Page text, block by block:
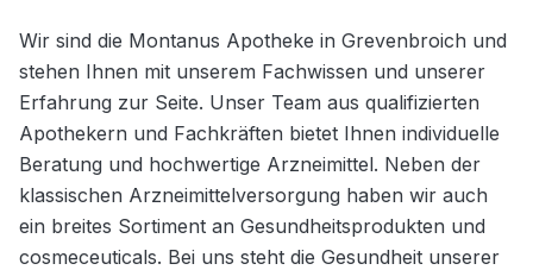
Wir sind die Montanus Apotheke in Grevenbroich und
stehen Ihnen mit unserem Fachwissen und unserer
Erfahrung zur Seite. Unser Team aus qualifizierten
Apothekern und Fachkräften bietet Ihnen individuelle
Beratung und hochwertige Arzneimittel. Neben der
klassischen Arzneimittelversorgung haben wir auch
ein breites Sortiment an Gesundheitsprodukten und
cosmeceuticals. Bei uns steht die Gesundheit unserer